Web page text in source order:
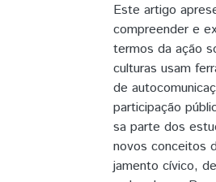
Este artigo
compreender e
termos da ação
culturas usam
de
participação
sa parte dos
novos conceitos
jamento cívico,